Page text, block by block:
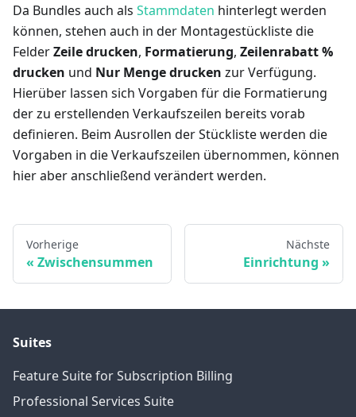
Da Bundles auch als Stammdaten hinterlegt werden
können, stehen auch in der Montagestückliste die
FelderZeile drucken, Formatierung, Zeilenrabatt %
drucken und Nur Menge drucken zur Verfügung.
Hierüber lassen sich Vorgaben für die Formatierung
der zu erstellenden Verkaufszeilen bereits vorab
definieren. Beim Ausrollen der Stückliste werden die
Vorgaben in die Verkaufszeilen übernommen, können
hier aber anschließend verändert werden.
Vorherige
Zwischensummen
Nächste
Einrichtung
Suites
Feature Suite for Subscription Billing
Professional Services Suite